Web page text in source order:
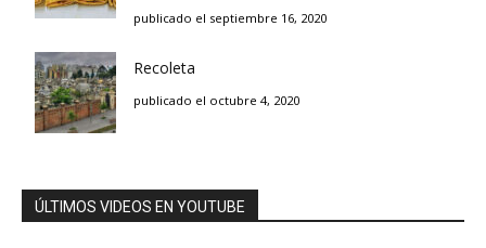
publicado el septiembre 16, 2020
Recoleta
publicado el octubre 4, 2020
ÚLTIMOS VIDEOS EN YOUTUBE